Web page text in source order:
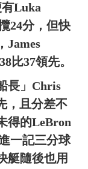
Luka
24分，但快
James
比37領先。
長」Chris
，且分差不
得的LeBron
一記三分球
艇隨後也用